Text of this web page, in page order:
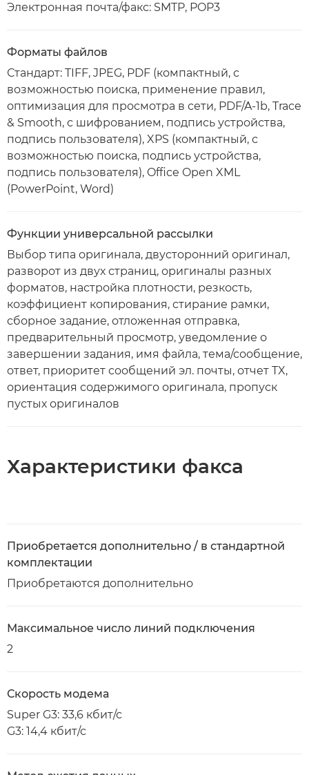
Электронная почта/факс: SMTP, POP3
Форматы файлов
Стандарт: TIFF, JPEG, PDF (компактный, с
возможностью поиска, применение правил,
оптимизация для просмотра в сети, PDF/A-1b, Trace
& Smooth, с шифрованием, подпись устройства,
подпись пользователя), XPS (компактный, с
возможностью поиска, подпись устройства,
подпись пользователя), Office Open XML
(PowerPoint, Word)
Функции универсальной рассылки
Выбор типа оригинала, двусторонний оригинал,
разворот из двух страниц, оригиналы разных
форматов, настройка плотности, резкость,
коэффициент копирования, стирание рамки,
сборное задание, отложенная отправка,
предварительный просмотр, уведомление о
завершении задания, имя файла, тема/сообщение,
ответ, приоритет сообщений эл. почты, отчет TX,
ориентация содержимого оригинала, пропуск
пустых оригиналов
Характеристики факса
Приобретается дополнительно / в стандартной
комплектации
Приобретаются дополнительно
Максимальное число линий подключения
2
Скорость модема
Super G3: 33,6 кбит/с
G3: 14,4 кбит/с